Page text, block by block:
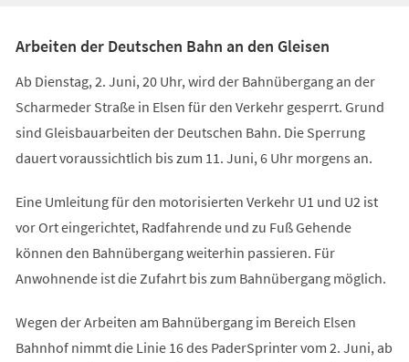
Arbeiten der Deutschen Bahn an den Gleisen
Ab Dienstag, 2. Juni, 20 Uhr, wird der Bahnübergang an der
Scharmeder Straße in Elsen für den Verkehr gesperrt. Grund
sind Gleisbauarbeiten der Deutschen Bahn. Die Sperrung
dauert voraussichtlich bis zum 11. Juni, 6 Uhr morgens an.
Eine Umleitung für den motorisierten Verkehr U1 und U2 ist
vor Ort eingerichtet, Radfahrende und zu Fuß Gehende
können den Bahnübergang weiterhin passieren. Für
Anwohnende ist die Zufahrt bis zum Bahnübergang möglich.
Wegen der Arbeiten am Bahnübergang im Bereich Elsen
Bahnhof nimmt die Linie 16 des PaderSprinter vom 2. Juni, ab